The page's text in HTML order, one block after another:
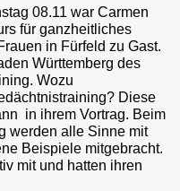
08.11 war Carmen
für ganzheitliches
in Fürfeld zu Gast.
Württemberg des
Wozu
Diese
in ihrem Vortrag. Beim
werden alle Sinne mit
Beispiele mitgebracht.
mit und hatten ihren